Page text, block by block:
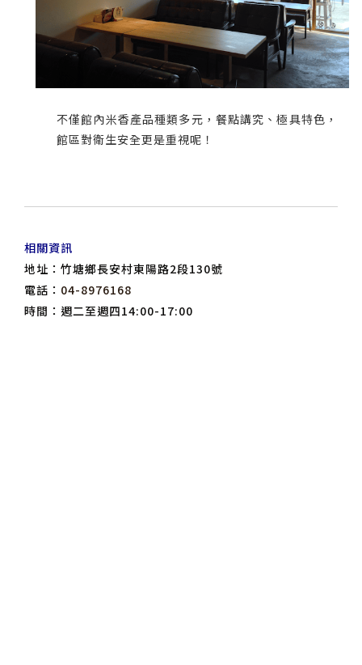
不僅館內米香產品種類多元，餐點講究、極具特色，
館區對衛生安全更是重視呢！
相關資訊
地址：竹塘鄉長安村東陽路2段130號
電話： 04-8976168
時間：週二至週四14:00-17:00